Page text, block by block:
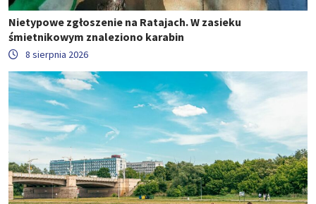
Nietypowe zgłoszenie na Ratajach. W zasieku
śmietnikowym znaleziono karabin
8 sierpnia 2026